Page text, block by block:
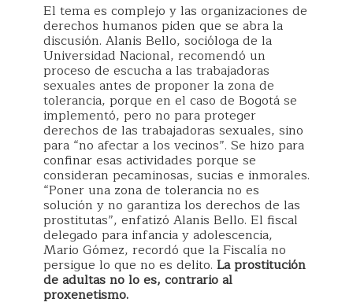
El tema es complejo y las organizaciones de
derechos humanos piden que se abra la
discusión. Alanis Bello, socióloga de la
Universidad Nacional, recomendó un
proceso de escucha a las trabajadoras
sexuales antes de proponer la zona de
tolerancia, porque en el caso de Bogotá se
implementó, pero no para proteger
derechos de las trabajadoras sexuales, sino
para “no afectar a los vecinos”. Se hizo para
confinar esas actividades porque se
consideran pecaminosas, sucias e inmorales.
“Poner una zona de tolerancia no es
solución y no garantiza los derechos de las
prostitutas”, enfatizó Alanis Bello. El fiscal
delegado para infancia y adolescencia,
Mario Gómez, recordó que la Fiscalía no
persigue lo que no es delito. La prostitución
de adultas no lo es, contrario al
proxenetismo.